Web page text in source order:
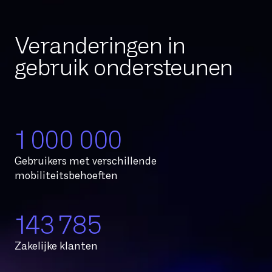
Veranderingen in
gebruik ondersteunen
1 000 000
Gebruikers met verschillende
mobiliteitsbehoeften
145 000
Zakelijke klanten